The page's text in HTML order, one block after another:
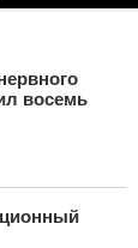
восемь